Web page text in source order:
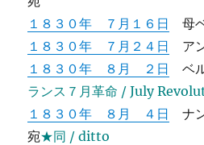
１８３０年 ７月１６日
母
１８３０年 ７月２４日
ア
１８３０年 ８月 ２日
ベ
ランス７月革命 / July
１８３０年 ８月 ４日
ナ
宛★同 / ditto